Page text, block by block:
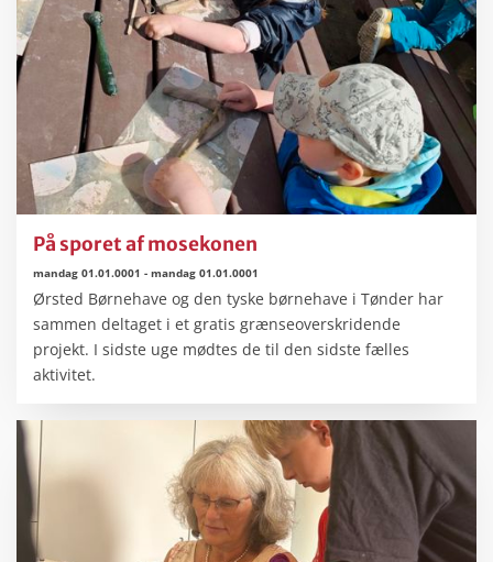
På sporet af mosekonen
mandag 01.01.0001 - mandag 01.01.0001
Ørsted Børnehave og den tyske børnehave i Tønder har
sammen deltaget i et gratis grænseoverskridende
projekt. I sidste uge mødtes de til den sidste fælles
aktivitet.